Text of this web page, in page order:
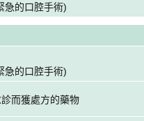
急的口腔手術)
急的口腔手術)
而獲處方的藥物